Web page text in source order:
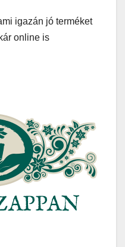
igazán jó terméket
online is